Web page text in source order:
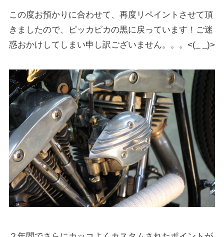
この度お預かりに合わせて、再度リペイントさせて頂
きましたので、ピッカピカの黒に戻っています！ご迷
惑おかけしてしまい申し訳ございません。。。<(_ _)>